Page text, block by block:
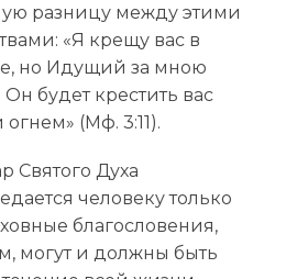
разницу между этими
«Я крещу вас в
но Идущий за мною
будет крестить вас
(Mф. 3:11).
Святого Духа
человеку только
благословения,
могут и должны быть